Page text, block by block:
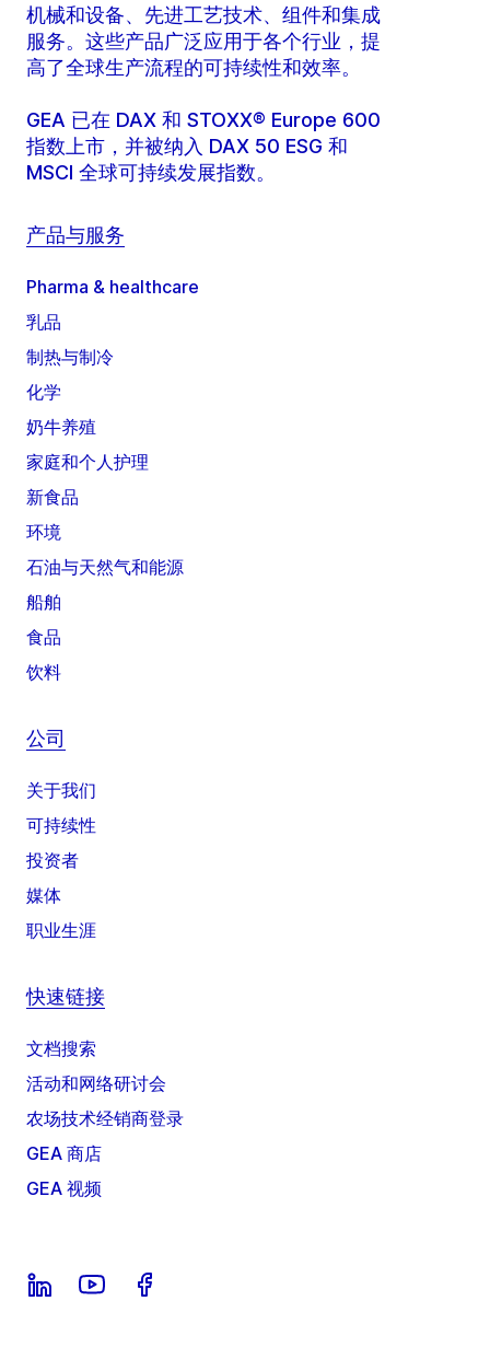
机械和设备、先进工艺技术、组件和集成
服务。这些产品广泛应用于各个行业，提
高了全球生产流程的可持续性和效率。
GEA 已在 DAX 和 STOXX® Europe 600
指数上市，并被纳入 DAX 50 ESG 和
MSCI 全球可持续发展指数。
产品与服务
Pharma & healthcare
乳品
制热与制冷
化学
奶牛养殖
家庭和个人护理
新食品
环境
石油与天然气和能源
船舶
食品
饮料
公司
关于我们
可持续性
投资者
媒体
职业生涯
快速链接
文档搜索
活动和网络研讨会
农场技术经销商登录
GEA 商店
GEA 视频